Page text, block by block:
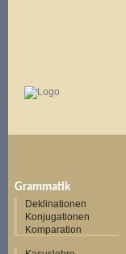
Grammatik
Deklinationen
Konjugationen
Komparation